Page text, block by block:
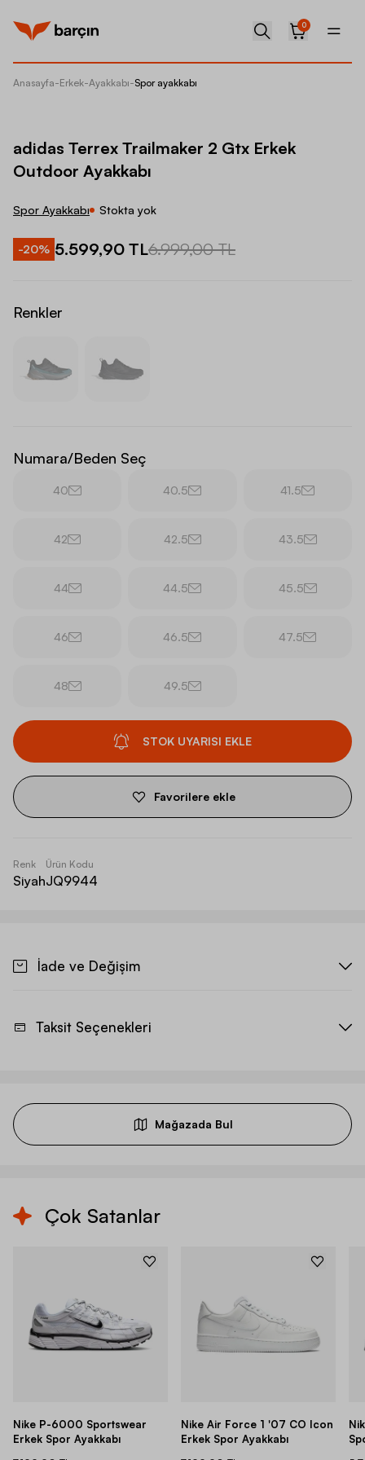
0
Anasayfa-Erkek-Ayakkabı-Spor ayakkabı
adidas Terrex Trailmaker 2 Gtx Erkek
Outdoor Ayakkabı
Spor Ayakkabı Stokta yok
-20% 5.599,90 TL6.999,00 TL
Renkler
Numara/Beden Seç
40 40.5 41.5
42 42.5 43.5
44 44.5 45.5
46 46.5 47.5
48 49.5
STOK UYARISI EKLE
Favorilere ekle
Renk
Siyah
Ürün Kodu
JQ9944
İade ve Değişim
Taksit Seçenekleri
Mağazada Bul
Çok Satanlar
Nike P-6000 Sportswear
Erkek Spor Ayakkabı
Nike Air Force 1 '07 CO Icon
Erkek Spor Ayakkabı